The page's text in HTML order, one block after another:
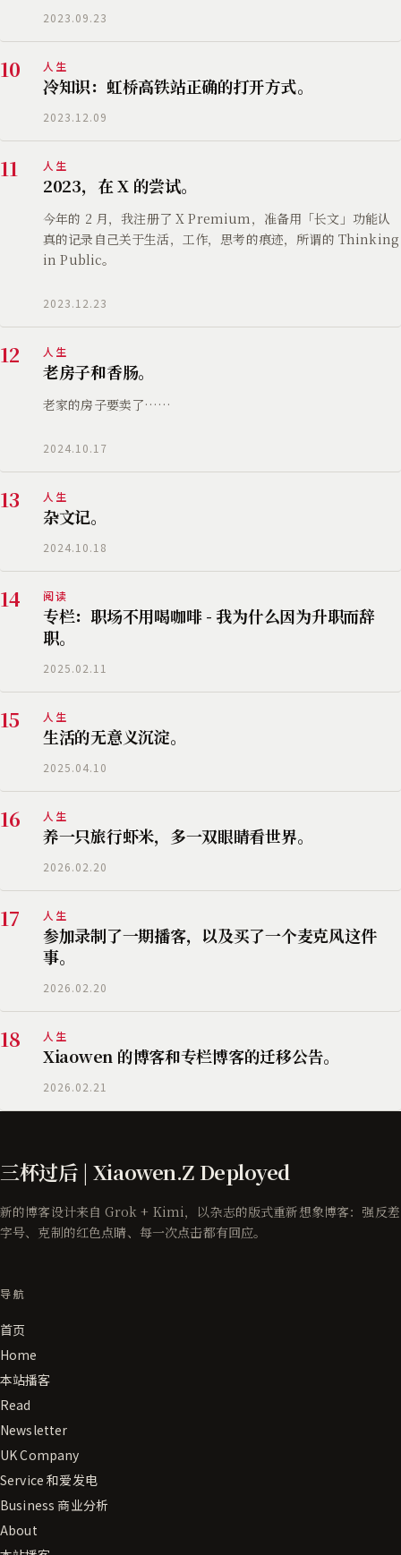
2023.09.23
10 人生
冷知识：虹桥高铁站正确的打开方式。
2023.12.09
11 人生
2023，在 X 的尝试。
今年的 2 月，我注册了 X Premium，准备用「长文」功能认
真的记录自己关于生活，工作，思考的痕迹，所谓的 Thinking
in Public。
2023.12.23
12 人生
老房子和香肠。
老家的房子要卖了……
2024.10.17
13 人生
杂文记。
2024.10.18
14 阅读
专栏：职场不用喝咖啡 - 我为什么因为升职而辞
职。
2025.02.11
15 人生
生活的无意义沉淀。
2025.04.10
16 人生
养一只旅行虾米，多一双眼睛看世界。
2026.02.20
17 人生
参加录制了一期播客，以及买了一个麦克风这件
事。
2026.02.20
18 人生
Xiaowen 的博客和专栏博客的迁移公告。
2026.02.21
三杯过后 | Xiaowen.Z Deployed
新的博客设计来自 Grok + Kimi，以杂志的版式重新想象博客：强反差
字号、克制的红色点睛、每一次点击都有回应。
导航
首页
Home
本站播客
Read
Newsletter
UK Company
Service 和爱发电
Business 商业分析
About